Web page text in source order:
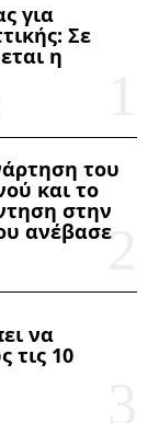
για
Σε
η
του
και το
στην
ανέβασε
να
τις 10